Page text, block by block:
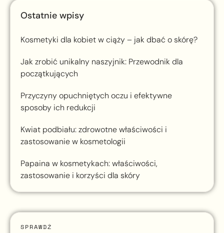
Ostatnie wpisy
Kosmetyki dla kobiet w ciąży – jak dbać o skórę?
Jak zrobić unikalny naszyjnik: Przewodnik dla
początkujących
Przyczyny opuchniętych oczu i efektywne
sposoby ich redukcji
Kwiat podbiału: zdrowotne właściwości i
zastosowanie w kosmetologii
Papaina w kosmetykach: właściwości,
zastosowanie i korzyści dla skóry
SPRAWDŹ